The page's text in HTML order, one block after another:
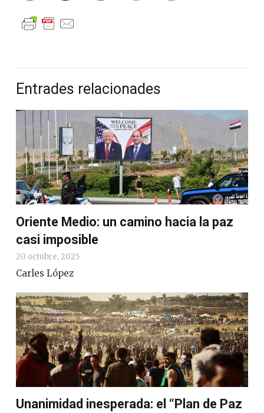
Entrades relacionades
Oriente Medio: un camino hacia la paz
casi imposible
20 octubre, 2025
Carles López
Unanimidad inesperada: el “Plan de Paz